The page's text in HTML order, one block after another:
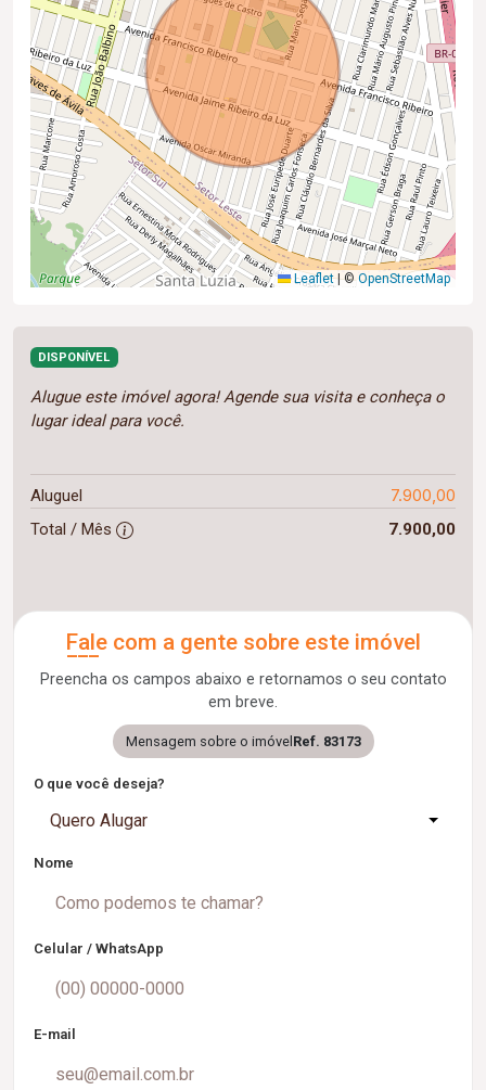
Leaflet |©OpenStreetMap
DISPONÍVEL
Alugue este imóvel agora! Agende sua visita e conheça o
lugar ideal para você.
Aluguel 7.900,00
Total / Mês 7.900,00
Fale com a gente sobre este imóvel
Preencha os campos abaixo e retornamos o seu contato
em breve.
Mensagem sobre o imóvel Ref. 83173
O que você deseja?
Quero Alugar
Nome
Celular / WhatsApp
E-mail